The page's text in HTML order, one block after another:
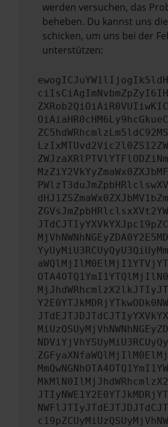
werden versuchen, das
beheben. Du kannst uns
schicken, um uns bei der
unterstützen: